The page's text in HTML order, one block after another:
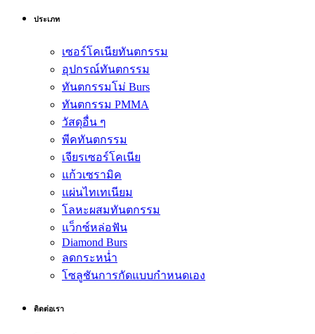
ประเภท
เซอร์โคเนียทันตกรรม
อุปกรณ์ทันตกรรม
ทันตกรรมโม่ Burs
ทันตกรรม PMMA
วัสดุอื่น ๆ
พีคทันตกรรม
เจียรเซอร์โคเนีย
แก้วเซรามิค
แผ่นไทเทเนียม
โลหะผสมทันตกรรม
แว็กซ์หล่อฟัน
Diamond Burs
ลดกระหน่ำ
โซลูชันการกัดแบบกำหนดเอง
ติดต่อเรา